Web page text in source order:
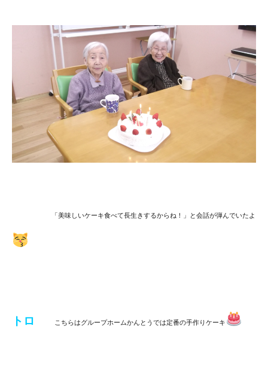
「美味しいケーキ食べて長生きするからね！」と会話が弾んでいたよ
トロ こちらはグループホームかんとうでは定番の手作りケーキ